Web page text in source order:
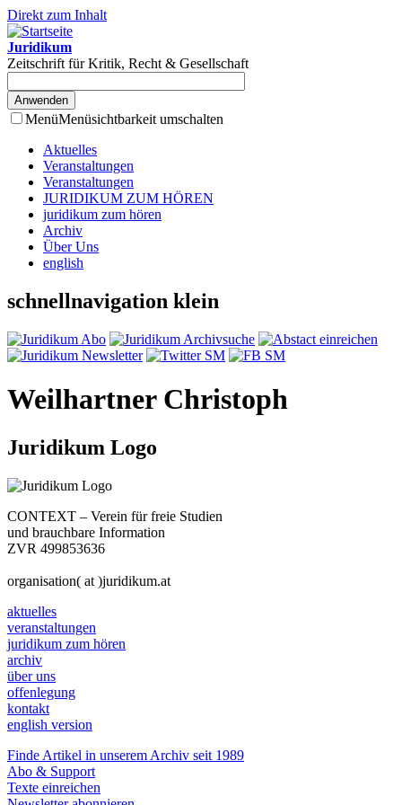
Direkt zum Inhalt
Juridikum
Zeitschrift für Kritik, Recht & Gesellschaft
MenüMenüsichtbarkeit umschalten
Aktuelles
Veranstaltungen
Veranstaltungen
JURIDIKUM ZUM HÖREN
juridikum zum hören
Archiv
Über Uns
english
schnellnavigation klein
Weilhartner Christoph
Juridikum Logo
CONTEXT – Verein für freie Studien
und brauchbare Information
ZVR 499853636
organisation( at )juridikum.at
aktuelles
veranstaltungen
juridikum zum hören
archiv
über uns
offenlegung
kontakt
english version
Finde Artikel in unserem Archiv seit 1989
Abo & Support
Texte einreichen